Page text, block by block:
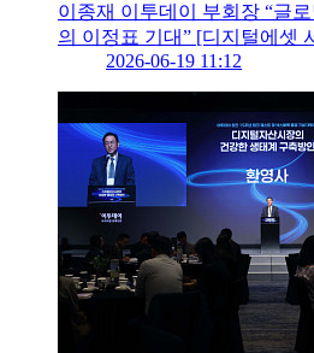
이종재 이투데이 부회장 “글
의 이정표 기대” [디지털에셋
2026-06-19 11:12